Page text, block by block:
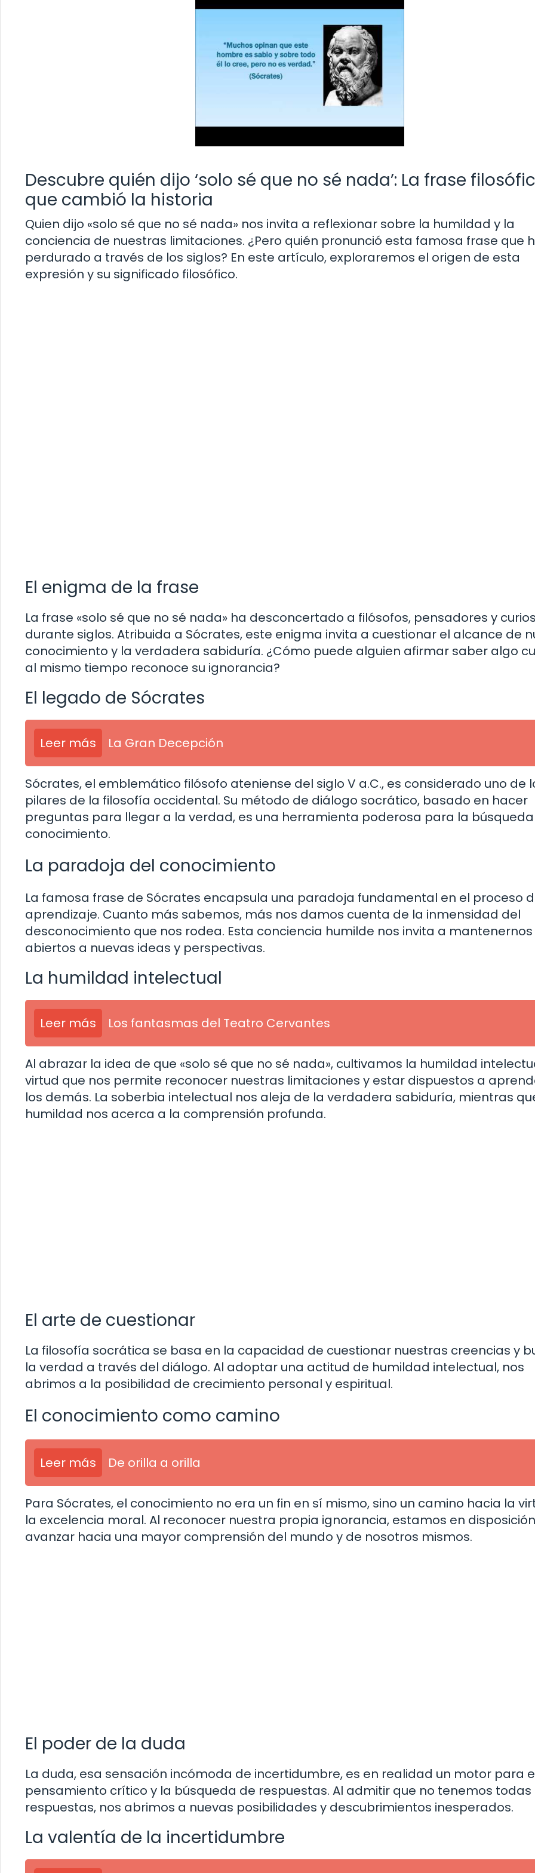
Descubre quién dijo ‘solo sé que no sé nada’: La frase
que cambió la historia
Quien dijo «solo sé que no sé nada» nos invita a reflexionar sobre la humildad y la
conciencia de nuestras limitaciones. ¿Pero quién pronunció esta famosa frase que
perdurado a través de los siglos? En este artículo, exploraremos el origen de esta
expresión y su significado filosófico.
El enigma de la frase
La frase «solo sé que no sé nada» ha desconcertado a filósofos, pensadores y
durante siglos. Atribuida a Sócrates, este enigma invita a cuestionar el alcance de
conocimiento y la verdadera sabiduría. ¿Cómo puede alguien afirmar saber algo
al mismo tiempo reconoce su ignorancia?
El legado de Sócrates
Leer más La Gran Decepción
Sócrates, el emblemático filósofo ateniense del siglo V a.C., es considerado uno de
pilares de la filosofía occidental. Su método de diálogo socrático, basado en hacer
preguntas para llegar a la verdad, es una herramienta poderosa para la
conocimiento.
La paradoja del conocimiento
La famosa frase de Sócrates encapsula una paradoja fundamental en el proceso
aprendizaje. Cuanto más sabemos, más nos damos cuenta de la inmensidad del
desconocimiento que nos rodea. Esta conciencia humilde nos invita a mantenernos
abiertos a nuevas ideas y perspectivas.
La humildad intelectual
Leer más Los fantasmas del Teatro Cervantes
Al abrazar la idea de que «solo sé que no sé nada», cultivamos la humildad
virtud que nos permite reconocer nuestras limitaciones y estar dispuestos a
los demás. La soberbia intelectual nos aleja de la verdadera sabiduría, mientras
humildad nos acerca a la comprensión profunda.
El arte de cuestionar
La filosofía socrática se basa en la capacidad de cuestionar nuestras creencias y
la verdad a través del diálogo. Al adoptar una actitud de humildad intelectual, nos
abrimos a la posibilidad de crecimiento personal y espiritual.
El conocimiento como camino
Leer más De orilla a orilla
Para Sócrates, el conocimiento no era un fin en sí mismo, sino un camino hacia la
la excelencia moral. Al reconocer nuestra propia ignorancia, estamos en
avanzar hacia una mayor comprensión del mundo y de nosotros mismos.
El poder de la duda
La duda, esa sensación incómoda de incertidumbre, es en realidad un motor para
pensamiento crítico y la búsqueda de respuestas. Al admitir que no tenemos todas
respuestas, nos abrimos a nuevas posibilidades y descubrimientos inesperados.
La valentía de la incertidumbre